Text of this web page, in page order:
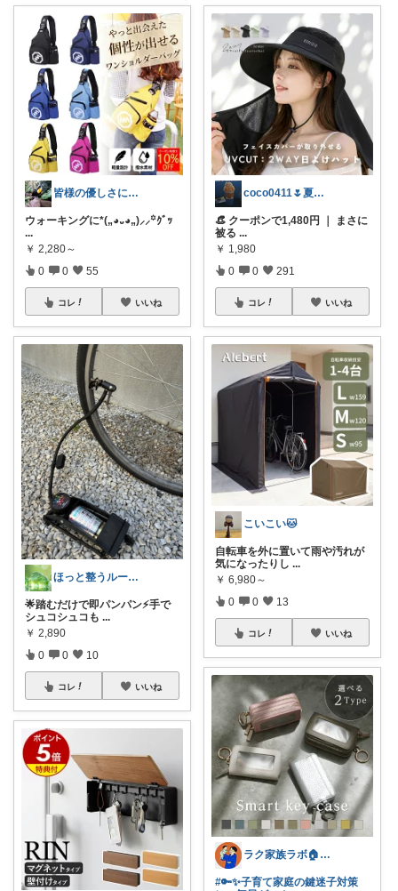
皆様の優しさに感謝です✨happyミルク
ウォーキングに*(„◕᎑◕„)⸝⸝꙳ｸﾞｯ
...
￥ 2,280～
0 0 55
コレ いいね
ほっと整うルーム🌿
🌟踏むだけで即パンパン⚡手で
シュコシュコも ...
￥ 2,890
0 0 10
コレ いいね
coco0411🌷夏グッズ色々🌻
👒 クーポンで1,480円 ｜ まさに
被る ...
￥ 1,980
0 0 291
コレ いいね
こいこい🐱
自転車を外に置いて雨や汚れが
気になったりし ...
￥ 6,980～
0 0 13
コレ いいね
ラク家族ラボ🏠️30代子育てパパルーム
#🔑✨子育て家庭の鍵迷子対策